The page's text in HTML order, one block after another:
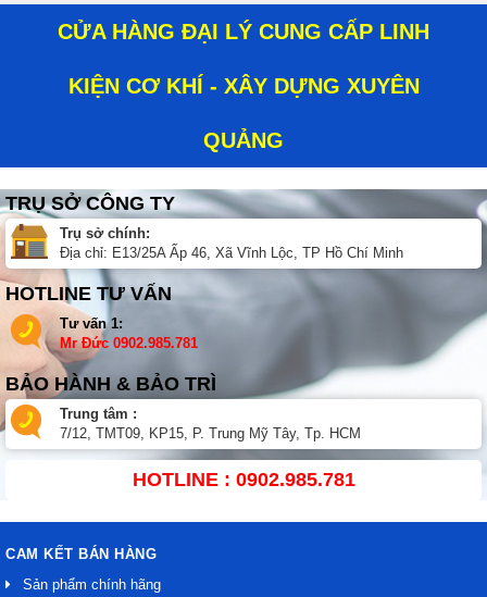
CỬA HÀNG ĐẠI LÝ CUNG CẤP LINH
KIỆN CƠ KHÍ - XÂY DỰNG XUYÊN
QUẢNG
TRỤ SỞ CÔNG TY
Trụ sở chính:
Địa chỉ: E13/25A Ấp 46, Xã Vĩnh Lộc, TP Hồ Chí Minh
HOTLINE TƯ VẤN
Tư vấn 1:
Mr Đức 0902.985.781
BẢO HÀNH & BẢO TRÌ
Trung tâm :
7/12, TMT09, KP15, P. Trung Mỹ Tây, Tp. HCM
HOTLINE : 0902.985.781
CAM KẾT BÁN HÀNG
Sản phẩm chính hãng